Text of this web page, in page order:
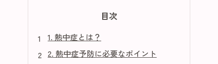
目次
1. 熱中症とは？
2. 熱中症予防に必要なポイント